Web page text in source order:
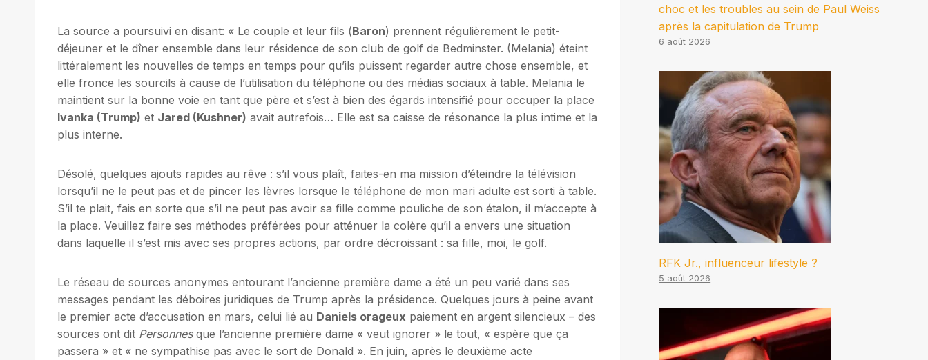
La source a poursuivi en disant: « Le couple et leur fils (Baron) prennent régulièrement le petit-
déjeuner et le dîner ensemble dans leur résidence de son club de golf de Bedminster. (Melania) éteint
littéralement les nouvelles de temps en temps pour qu’ils puissent regarder autre chose ensemble, et
elle fronce les sourcils à cause de l’utilisation du téléphone ou des médias sociaux à table. Melania le
maintient sur la bonne voie en tant que père et s’est à bien des égards intensifié pour occuper la place
Ivanka (Trump) et Jared (Kushner) avait autrefois… Elle est sa caisse de résonance la plus intime et la
plus interne.
Désolé, quelques ajouts rapides au rêve : s’il vous plaît, faites-en ma mission d’éteindre la télévision
lorsqu’il ne le peut pas et de pincer les lèvres lorsque le téléphone de mon mari adulte est sorti à table.
S’il te plait, fais en sorte que s’il ne peut pas avoir sa fille comme pouliche de son étalon, il m’accepte à
la place. Veuillez faire ses méthodes préférées pour atténuer la colère qu’il a envers une situation
dans laquelle il s’est mis avec ses propres actions, par ordre décroissant : sa fille, moi, le golf.
Le réseau de sources anonymes entourant l’ancienne première dame a été un peu varié dans ses
messages pendant les déboires juridiques de Trump après la présidence. Quelques jours à peine avant
le premier acte d’accusation en mars, celui lié au Daniels orageux paiement en argent silencieux – des
sources ont dit Personnesque l’ancienne première dame « veut ignorer » le tout, « espère que ça
passera » et « ne sympathise pas avec le sort de Donald ». En juin, après le deuxième acte
choc et les troubles au sein de Paul Weiss
après la capitulation de Trump
6 août 2026
RFK Jr., influenceur lifestyle ?
5 août 2026